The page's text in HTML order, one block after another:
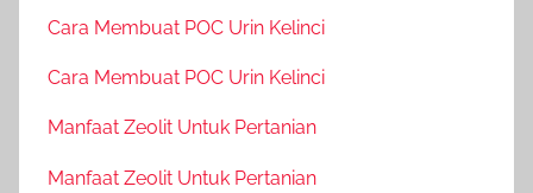
Cara Membuat POC Urin Kelinci
Cara Membuat POC Urin Kelinci
Manfaat Zeolit Untuk Pertanian
Manfaat Zeolit Untuk Pertanian